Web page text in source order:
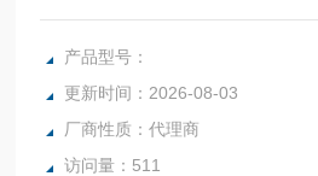
产品型号：
更新时间：2026-08-03
厂商性质：代理商
访问量：511